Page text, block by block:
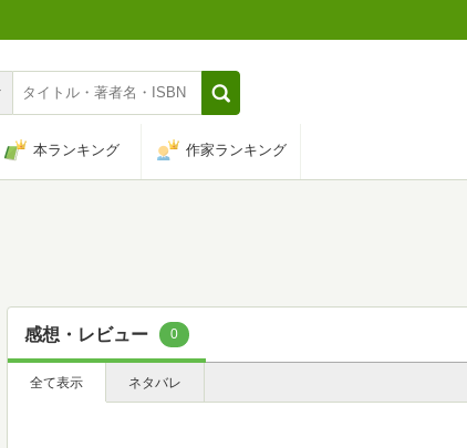
本ランキング 作家ランキング
感想・レビュー 0
全て表示 ネタバレ